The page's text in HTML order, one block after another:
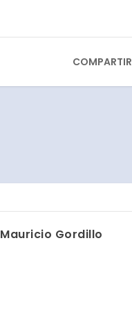
Mauricio Gordillo